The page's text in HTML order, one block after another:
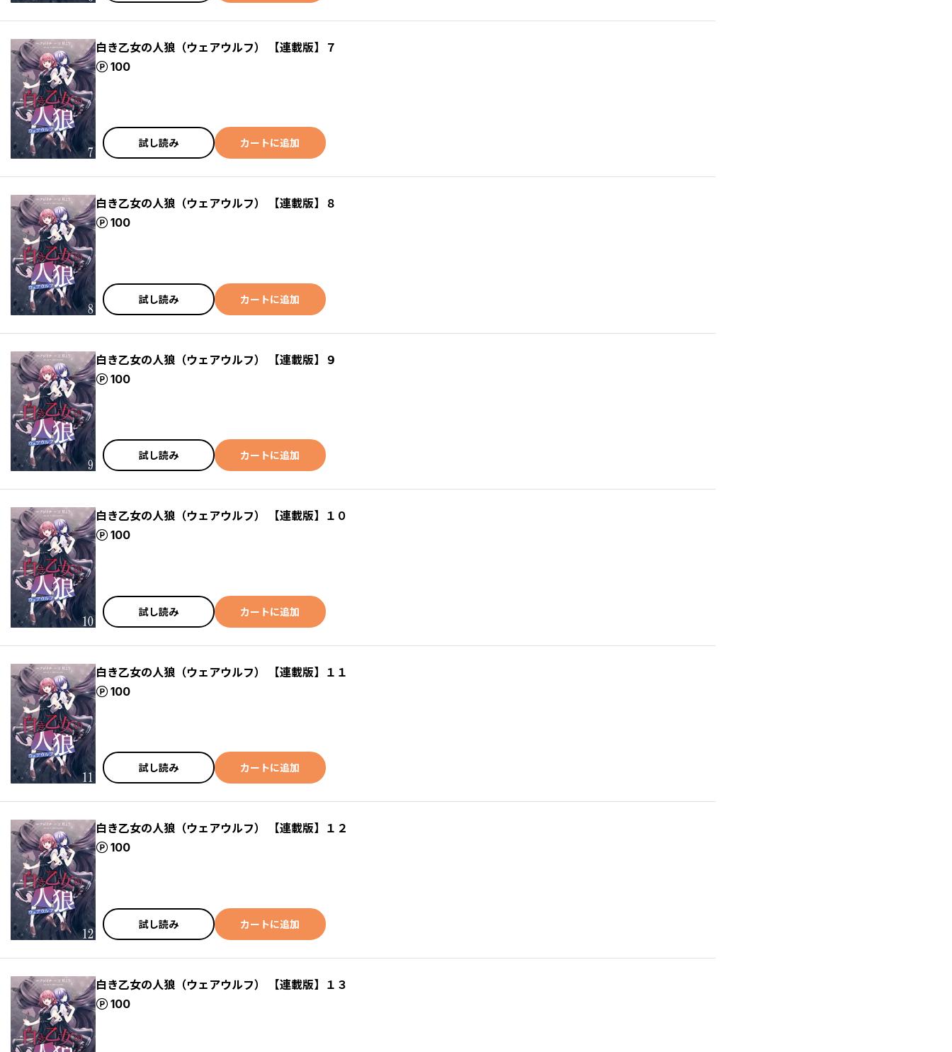
白き乙女の人狼（ウェアウルフ） 【連載版】７
100
ポイント
試し読み カートに追加
白き乙女の人狼（ウェアウルフ） 【連載版】８
100
ポイント
試し読み カートに追加
白き乙女の人狼（ウェアウルフ） 【連載版】９
100
ポイント
試し読み カートに追加
白き乙女の人狼（ウェアウルフ） 【連載版】１０
100
ポイント
試し読み カートに追加
白き乙女の人狼（ウェアウルフ） 【連載版】１１
100
ポイント
試し読み カートに追加
白き乙女の人狼（ウェアウルフ） 【連載版】１２
100
ポイント
試し読み カートに追加
白き乙女の人狼（ウェアウルフ） 【連載版】１３
100
ポイント